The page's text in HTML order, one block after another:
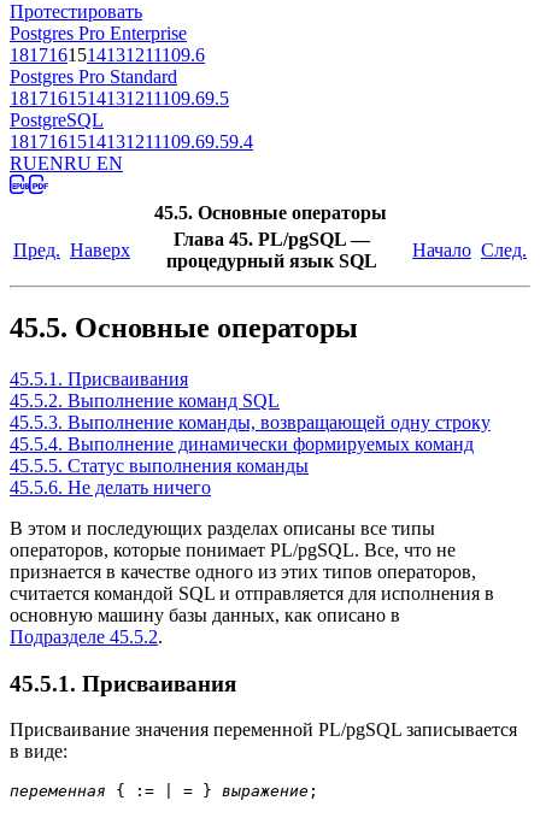
Протестировать
Postgres Pro Enterprise
1817161514131211109.6
Postgres Pro Standard
1817161514131211109.69.5
PostgreSQL
1817161514131211109.69.59.4
RUENRU EN
45.5. Основные операторы
Пред. Наверх
Глава 45. PL/pgSQL—
процедурный язык SQL
Начало След.
45.5. Основные операторы
45.5.1. Присваивания
45.5.2. Выполнение команд SQL
45.5.3. Выполнение команды, возвращающей одну строку
45.5.4. Выполнение динамически формируемых команд
45.5.5. Статус выполнения команды
45.5.6. Не делать ничего
В этом и последующих разделах описаны все типы
операторов, которые понимает PL/pgSQL. Все, что не
признается в качестве одного из этих типов операторов,
считается командой SQL и отправляется для исполнения в
основную машину базы данных, как описано в
Подразделе 45.5.2.
45.5.1. Присваивания
Присваивание значения переменной PL/pgSQL записывается
в виде:
переменная { := | = } выражение